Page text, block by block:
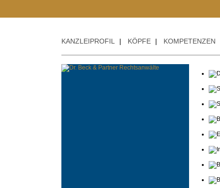
KANZLEIPROFIL | KÖPFE | KOMPETENZEN